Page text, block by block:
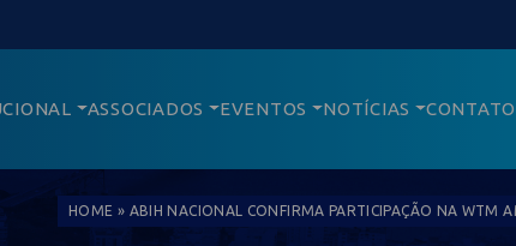
ASSOCIADOS EVENTOS NOTÍCIAS CONTATO
HOME » ABIH NACIONAL CONFIRMA PARTICIPAÇÃO NA WTM